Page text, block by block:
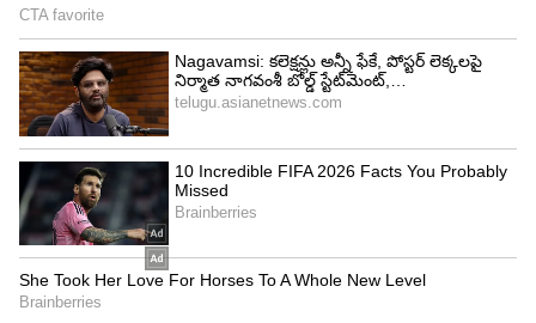
ఇటు సినిమాలతో అలరిస్తున్న ఈ బ్యూటీ.. మరోవైపు సోషల్
మీడియాలోనూ తెగ రచ్చ చేస్తూ ఉంది. ఈ సందర్భంగా
అదిరిపోయే అవుట్ ఫిట్స్ లో అట్రాక్ట్ చేస్తోంది. అందాలను
ఆరబోస్తూ నెటిజన్లను ఉక్కిరిబిక్కిరి చేసేస్తోంది. తాజాగా
మరిన్ని ఫొటోలను పంచుకుంది.
5
6